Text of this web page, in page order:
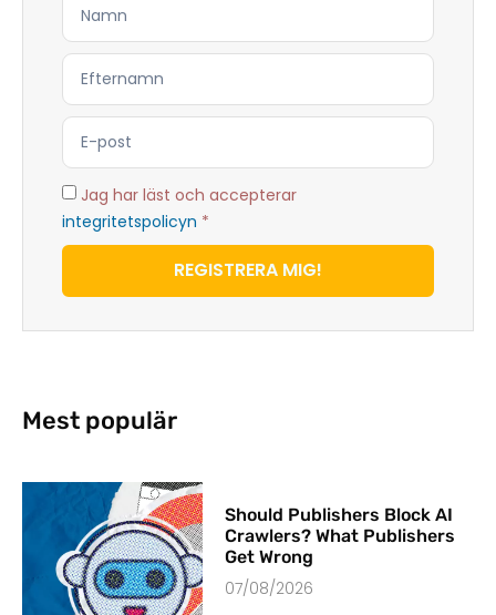
Jag har läst och accepterar
integritetspolicyn *
REGISTRERA MIG!
Mest populär
Should Publishers Block AI
Crawlers? What Publishers
Get Wrong
07/08/2026